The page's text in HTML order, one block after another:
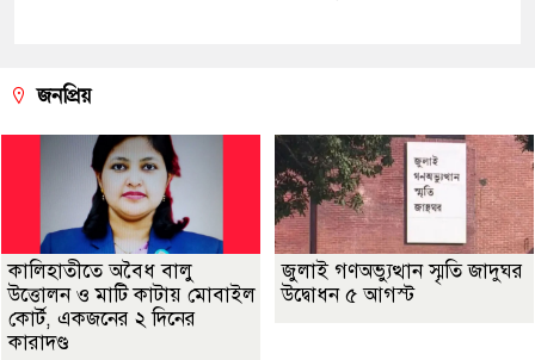
জনপ্রিয়
কালিহাতীতে অবৈধ বালু
উত্তোলন ও মাটি কাটায় মোবাইল
কোর্ট, একজনের ২ দিনের
কারাদণ্ড
জুলাই গণঅভ্যুত্থান স্মৃতি জাদুঘর
উদ্বোধন ৫ আগস্ট